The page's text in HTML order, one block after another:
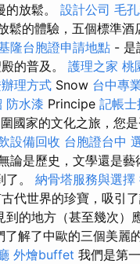
放鬆。 設計公司 毛
鬆的體驗，五個標準酒
隆台胞證申請地點 - 是
的普及。 護理之家 桃
理方式 Snow 台中專
防水漆 Principe 記帳士
國家的文化之旅，您
設備回收 台胞證台中
論是歷史，文學還是藝
。 納骨塔服務與選擇
代世界的珍寶，吸引
的地方（甚至幾次）
解了中歐的三個美麗
外燴buffet 我們是第